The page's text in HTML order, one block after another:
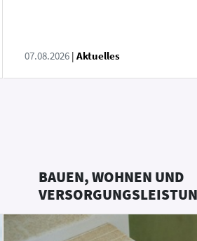
07.08.2026 | Aktuelles
BAUEN, WOHNEN UND